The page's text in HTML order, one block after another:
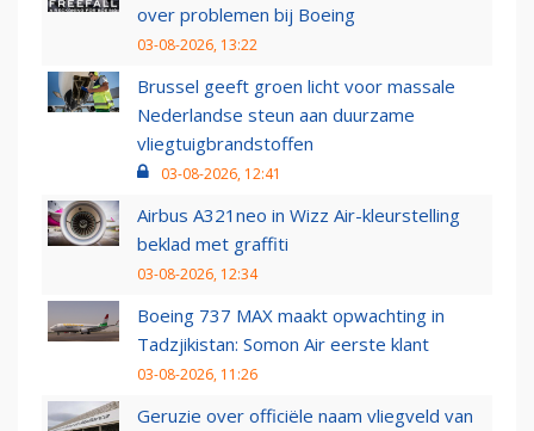
over problemen bij Boeing
03-08-2026, 13:22
Brussel geeft groen licht voor massale
Nederlandse steun aan duurzame
vliegtuigbrandstoffen
03-08-2026, 12:41
Airbus A321neo in Wizz Air-kleurstelling
beklad met graffiti
03-08-2026, 12:34
Boeing 737 MAX maakt opwachting in
Tadzjikistan: Somon Air eerste klant
03-08-2026, 11:26
Geruzie over officiële naam vliegveld van